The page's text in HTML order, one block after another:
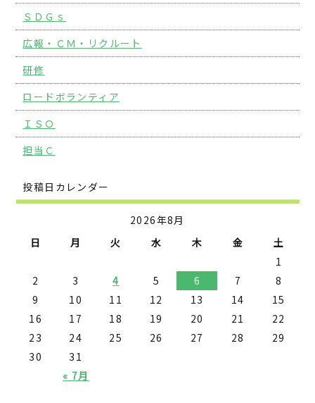
ＳＤＧｓ
広報・ＣＭ・リクルート
研修
ロードボランティア
ＩＳＯ
担当Ｃ
投稿日カレンダー
2026年8月
日
月 火 水 木 金 土
« 7月
1
2
3 4 5 6 7
8
9
10 11 12 13 14
15
16
17 18 19 20 21
22
23
24 25 26 27 28
29
30
31